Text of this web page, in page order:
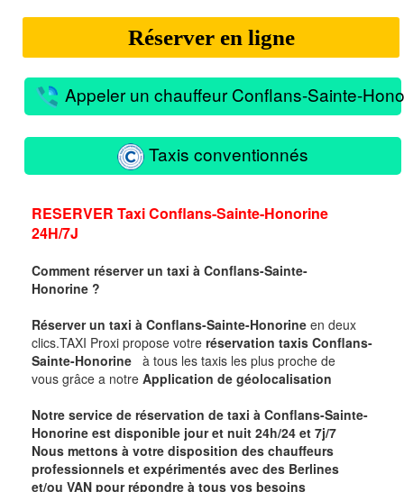
Réserver en ligne
Appeler un chauffeur Conflans-Sainte-
Taxis conventionnés
RESERVER Taxi Conflans-Sainte-Honorine
24H/7J
Comment réserver un taxi à Conflans-Sainte-
Honorine ?
Réserver un taxi à Conflans-Sainte-Honorine en deux
clics.TAXI Proxi propose votre réservation taxis Conflans-
Sainte-Honorine à tous les taxis les plus proche de
vous grâce a notre Application de géolocalisation
Notre service de réservation de taxi à Conflans-Sainte-
Honorine est disponible jour et nuit 24h/24 et 7j/7
Nous mettons à votre disposition des chauffeurs
professionnels et expérimentés avec des Berlines
et/ou VAN pour répondre à tous vos besoins